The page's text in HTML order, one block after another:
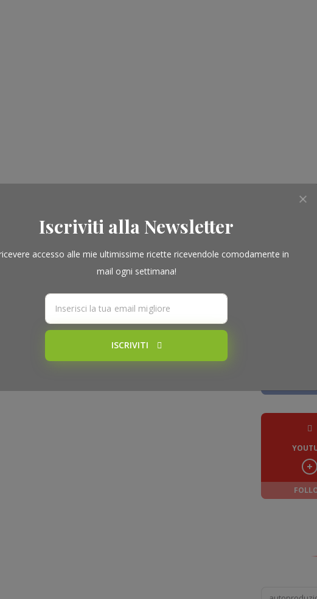
Iscriviti alla Newsletter
accesso alle mie ultimissime ricette ricevendole comodamente in
mail ogni settimana!
ISCRIVITI